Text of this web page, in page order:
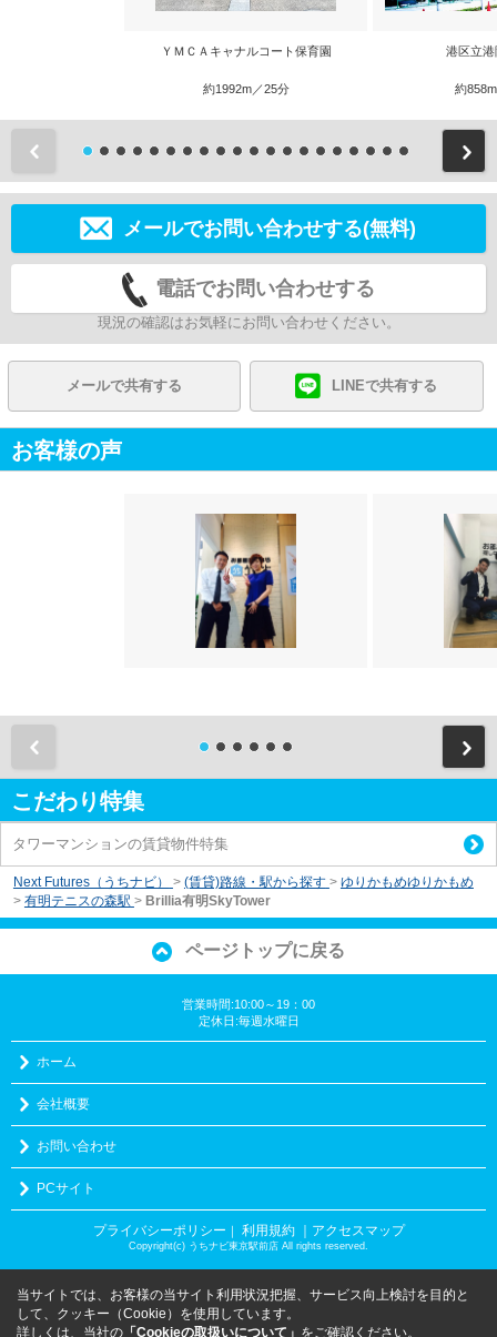
ＹＭＣＡキャナルコート保育園
約1992m／25分
港区立
約
メールでお問い合わせする(無料)
電話でお問い合わせする
現況の確認はお気軽にお問い合わせください。
メールで共有する LINEで共有する
お客様の声
こだわり特集
タワーマンションの賃貸物件特集
Next Futures（うちナビ） > (賃貸)路線・駅から探す > ゆりかもめゆりかもめ
> 有明テニスの森駅 > Brillia有明SkyTower
ページトップに戻る
営業時間:10:00～19：00
定休日:毎週水曜日
ホーム
会社概要
お問い合わせ
PCサイト
プライバシーポリシー 利用規約 ｜アクセスマップ
Copyright(c) うちナビ東京駅前店 All rights reserved.
当サイトでは、お客様の当サイト利用状況把握、サービス向上検討を目的と
して、クッキー（Cookie）を使用しています。
詳しくは、当社の 「Cookieの取扱いについて」 をご確認ください。